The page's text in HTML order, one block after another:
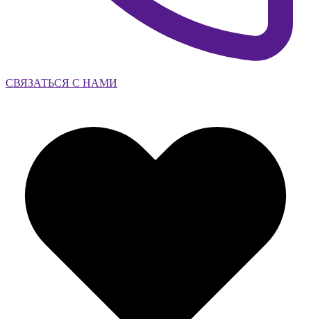
СВЯЗАТЬСЯ С НАМИ